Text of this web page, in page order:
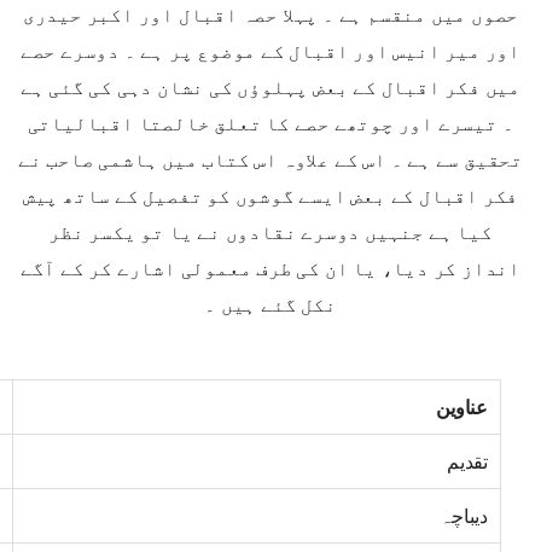
حصوں میں منقسم ہے ۔ پہلا حصہ اقبال اور اکبر حیدری
اور میر انیس اور اقبال کے موضوع پر ہے ۔ دوسرے حصے
میں فکر اقبال کے بعض پہلوؤں کی نشان دہی کی گئی ہے
۔ تیسرے اور چوتھے حصے کا تعلق خالصتا اقبالیاتی
تحقیق سے ہے ۔ اس کے علاوہ اس کتاب میں ہاشمی صاحب نے
فکر اقبال کے بعض ایسے گوشوں کو تفصیل کے ساتھ پیش
کیا ہے جنہیں دوسرے نقادوں نے یا تو یکسر نظر
انداز کر دیا، یا ان کی طرف معمولی اشارے کر کے آگے
نکل گئے ہیں ۔
عناوین
تقدیم
دیباچہ